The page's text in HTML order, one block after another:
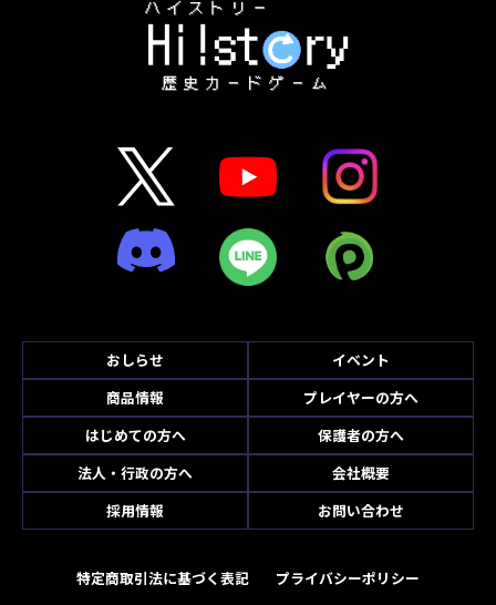
おしらせ
イベント
商品情報
プレイヤーの方へ
はじめての方へ
保護者の方へ
法人・行政の方へ
会社概要
採用情報
お問い合わせ
特定商取引法に基づく表記 プライバシーポリシー